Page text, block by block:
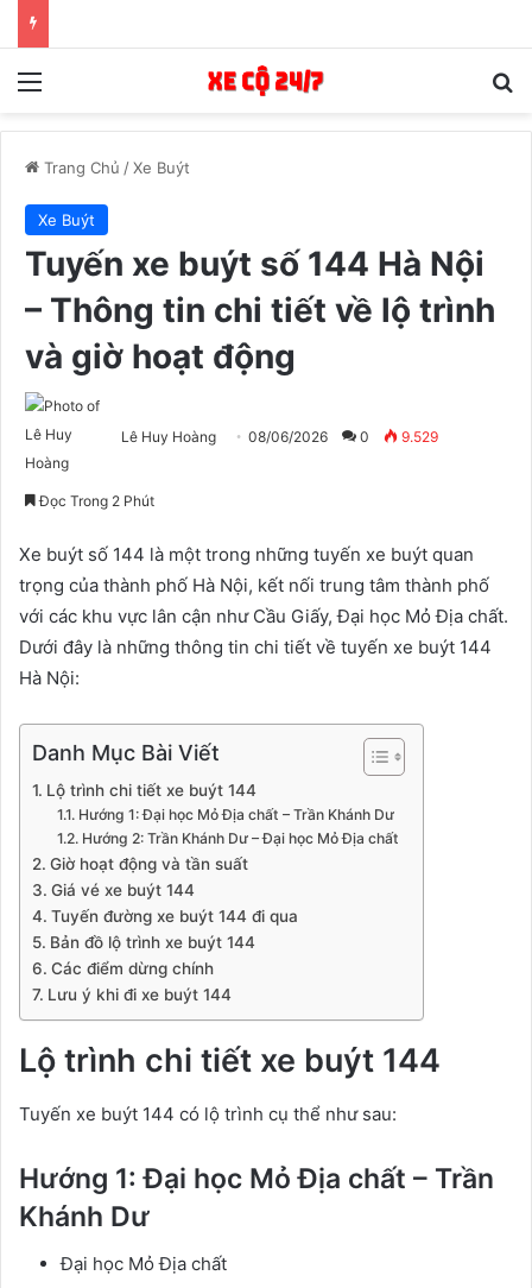
Menu
Trang Chủ /Xe Buýt
Xe Buýt
Tuyến xe buýt số 144 Hà Nội
– Thông tin chi tiết về lộ trình
và giờ hoạt động
Lê Huy Hoàng 08/06/2026 0 9.529
Đọc Trong 2 Phút
Xe buýt số 144 là một trong những tuyến xe buýt quan
trọng của thành phố Hà Nội, kết nối trung tâm thành phố
với các khu vực lân cận như Cầu Giấy, Đại học Mỏ Địa chất.
Dưới đây là những thông tin chi tiết về tuyến xe buýt 144
Hà Nội:
Danh Mục Bài Viết
Lộ trình chi tiết xe buýt 144
Hướng 1: Đại học Mỏ Địa chất – Trần Khánh Dư
Hướng 2: Trần Khánh Dư – Đại học Mỏ Địa chất
Giờ hoạt động và tần suất
Giá vé xe buýt 144
Tuyến đường xe buýt 144 đi qua
Bản đồ lộ trình xe buýt 144
Các điểm dừng chính
Lưu ý khi đi xe buýt 144
Lộ trình chi tiết xe buýt 144
Tuyến xe buýt 144 có lộ trình cụ thể như sau:
Hướng 1: Đại học Mỏ Địa chất – Trần
Khánh Dư
Đại học Mỏ Địa chất